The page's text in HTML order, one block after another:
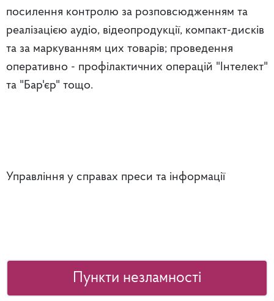
посилення контролю за розповсюдженням та
реалізацією аудіо, відеопродукції, компакт-дисків
та за маркуванням цих товарів; проведення
оперативно - профілактичних операцій "Інтелект"
та "Бар'єр" тощо.
Управління у справах преси та інформації
Пункти незламності